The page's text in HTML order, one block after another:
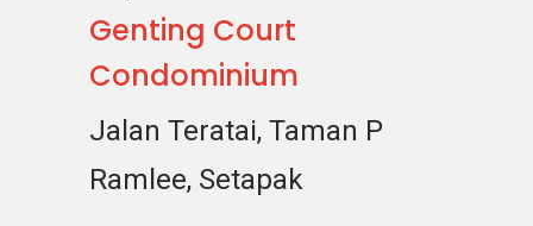
Genting Court
Condominium
Jalan Teratai, Taman P
Ramlee, Setapak